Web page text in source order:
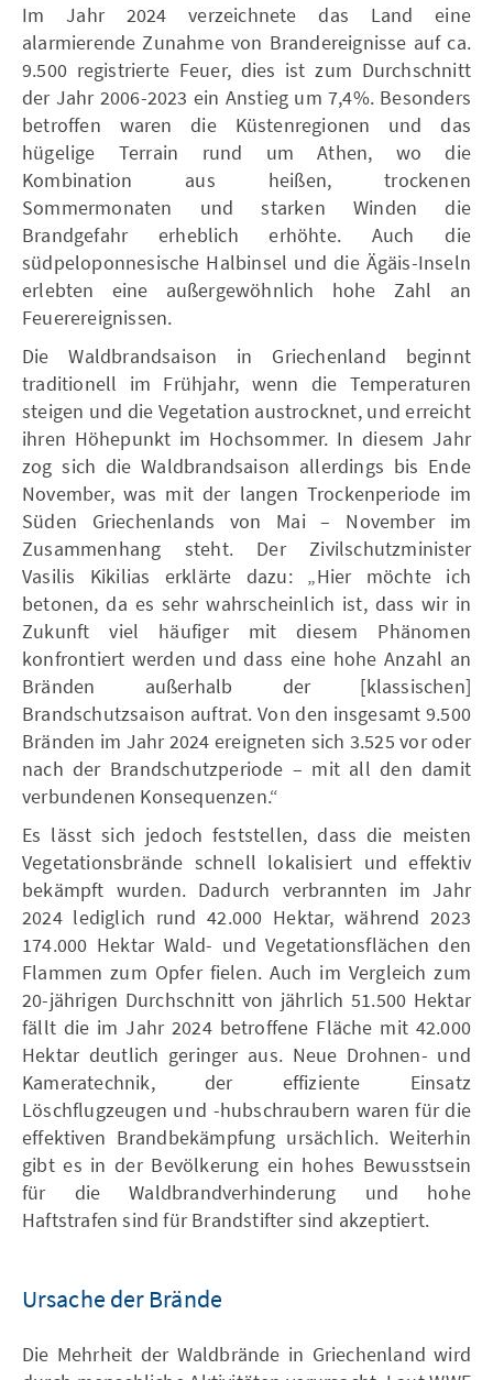
Im Jahr 2024 verzeichnete das Land eine
alarmierende Zunahme von Brandereignisse auf ca.
9.500 registrierte Feuer, dies ist zum Durchschnitt
der Jahr 2006-2023 ein Anstieg um 7,4%. Besonders
betroffen waren die Küstenregionen und das
hügelige Terrain rund um Athen, wo die
Kombination aus heißen, trockenen
Sommermonaten und starken Winden die
Brandgefahr erheblich erhöhte. Auch die
südpeloponnesische Halbinsel und die Ägäis-Inseln
erlebten eine außergewöhnlich hohe Zahl an
Feuerereignissen.
Die Waldbrandsaison in Griechenland beginnt
traditionell im Frühjahr, wenn die Temperaturen
steigen und die Vegetation austrocknet, und erreicht
ihren Höhepunkt im Hochsommer. In diesem Jahr
zog sich die Waldbrandsaison allerdings bis Ende
November, was mit der langen Trockenperiode im
Süden Griechenlands von Mai – November im
Zusammenhang steht. Der Zivilschutzminister
Vasilis Kikilias erklärte dazu: „Hier möchte ich
betonen, da es sehr wahrscheinlich ist, dass wir in
Zukunft viel häufiger mit diesem Phänomen
konfrontiert werden und dass eine hohe Anzahl an
Bränden außerhalb der [klassischen]
Brandschutzsaison auftrat. Von den insgesamt 9.500
Bränden im Jahr 2024 ereigneten sich 3.525 vor oder
nach der Brandschutzperiode – mit all den damit
verbundenen Konsequenzen.“
Es lässt sich jedoch feststellen, dass die meisten
Vegetationsbrände schnell lokalisiert und effektiv
bekämpft wurden. Dadurch verbrannten im Jahr
2024 lediglich rund 42.000 Hektar, während 2023
174.000 Hektar Wald- und Vegetationsflächen den
Flammen zum Opfer fielen. Auch im Vergleich zum
20-jährigen Durchschnitt von jährlich 51.500 Hektar
fällt die im Jahr 2024 betroffene Fläche mit 42.000
Hektar deutlich geringer aus. Neue Drohnen- und
Kameratechnik, der effiziente Einsatz
Löschflugzeugen und -hubschraubern waren für die
effektiven Brandbekämpfung ursächlich. Weiterhin
gibt es in der Bevölkerung ein hohes Bewusstsein
für die Waldbrandverhinderung und hohe
Haftstrafen sind für Brandstifter sind akzeptiert.
Ursache der Brände
Die Mehrheit der Waldbrände in Griechenland wird